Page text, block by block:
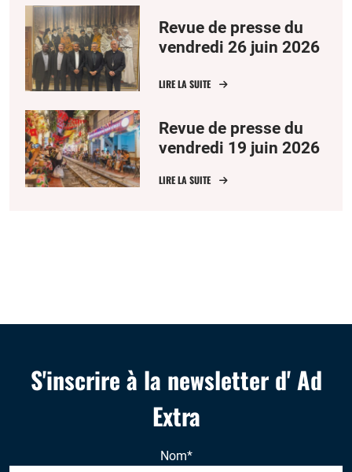
Revue de presse du
vendredi 26 juin 2026
LIRE LA SUITE
Revue de presse du
vendredi 19 juin 2026
LIRE LA SUITE
S'inscrire à la newsletter d' Ad
Extra
Nom*